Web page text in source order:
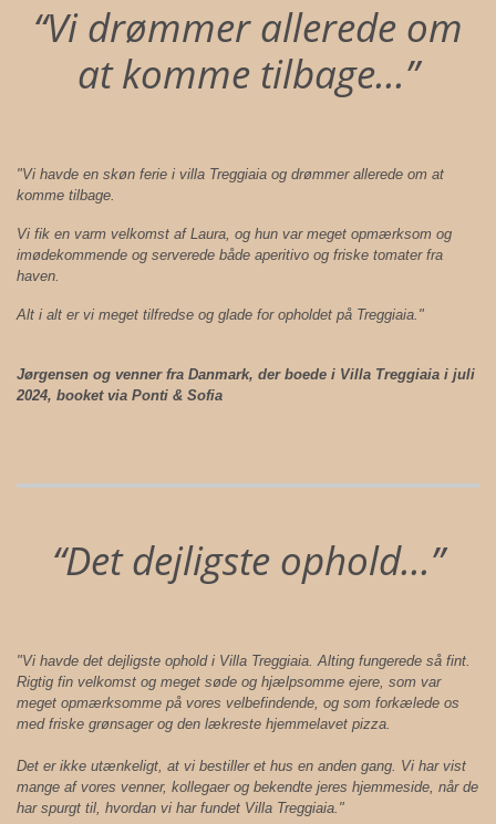
“Vi drømmer allerede om
at komme tilbage...”
"Vi havde en skøn ferie i villa Treggiaia og drømmer allerede om at
komme tilbage.
Vi fik en varm velkomst af Laura, og hun var meget opmærksom og
imødekommende og serverede både aperitivo og friske tomater fra
haven.
Alt i alt er vi meget tilfredse og glade for opholdet på Treggiaia."
Jørgensen og venner fra Danmark, der boede i Villa Treggiaia i juli
2024, booket via Ponti & Sofia
“Det dejligste ophold...”
"Vi havde det dejligste ophold i Villa Treggiaia. Alting fungerede så fint.
Rigtig fin velkomst og meget søde og hjælpsomme ejere, som var
meget opmærksomme på vores velbefindende, og som forkælede os
med friske grønsager og den lækreste hjemmelavet pizza.
Det er ikke utænkeligt, at vi bestiller et hus en anden gang. Vi har vist
mange af vores venner, kollegaer og bekendte jeres hjemmeside, når de
har spurgt til, hvordan vi har fundet Villa Treggiaia."